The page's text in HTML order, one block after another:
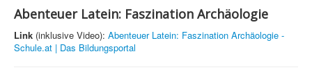
Abenteuer Latein: Faszination Archäologie
Link (inklusive Video): Abenteuer Latein: Faszination Archäologie -
Schule.at | Das Bildungsportal